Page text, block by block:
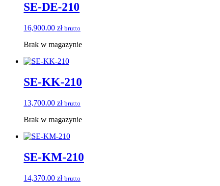
SE-DE-210
16,900.00 zł brutto
Brak w magazynie
SE-KK-210
13,700.00 zł brutto
Brak w magazynie
SE-KM-210
14,370.00 zł brutto